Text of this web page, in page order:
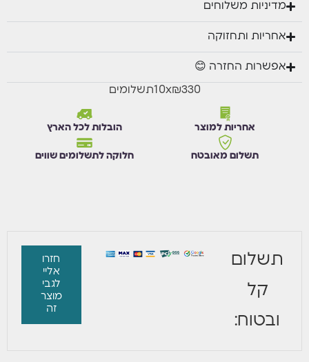
מדיניות משלוחים
אחריות ותחזוקה
אפשרות החזרה 😊
₪330
x
10תשלומים
אחריות למוצר הובלות לכל הארץ
תשלום מאובטח חלוקה לתשלומים שווים
תשלום
קל
ובטוח:
חזרו
אליי
לגבי
מוצר
זה